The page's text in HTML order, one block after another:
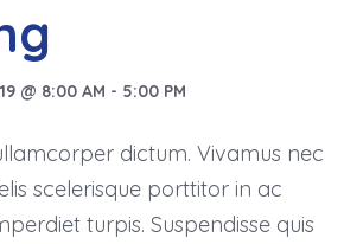
@ 8:00 AM - 5:00 PM
dictum. Vivamus nec
scelerisque porttitor in ac
turpis. Suspendisse quis